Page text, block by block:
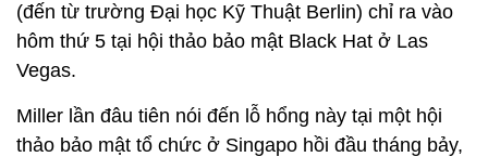
(đến từ trường Đại học Kỹ Thuật Berlin) chỉ ra vào
hôm thứ 5 tại hội thảo bảo mật Black Hat ở Las
Vegas.
Miller lần đâu tiên nói đến lỗ hổng này tại một hội
thảo bảo mật tổ chức ở Singapo hồi đầu tháng bảy,